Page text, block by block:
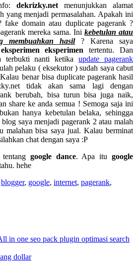
dekrizky.net menunjukkan alamat
yang menjadi permasalahan. Apakah ini
fake domain atau duplicate pagerank ?
mereka sama. Ini kebetulan atau
membuahkan hasil? Karena saya
eksperimen eksperimen tertentu. Dan
terbukti nanti ketikaupdate pagerank
pelaku ( eksekutor ) sudah saya cabut
benar bisa duplicate pagerank hasil
tidak akan sama lagi dengan
berubah, bisa turun bisa juga naik,
share ke anda semua ! Semoga saja ini
hanya kebetulan belaka, sehingga
saya menjadi pagerank 2 atau malah
malahan bisa saya jual. Kalau berminat
chat dengan saya :P
google dance. Apa itugoogle
hehe
blogger, google, internet, pagerank,
in one seo pack plugin optimasi search
dollar